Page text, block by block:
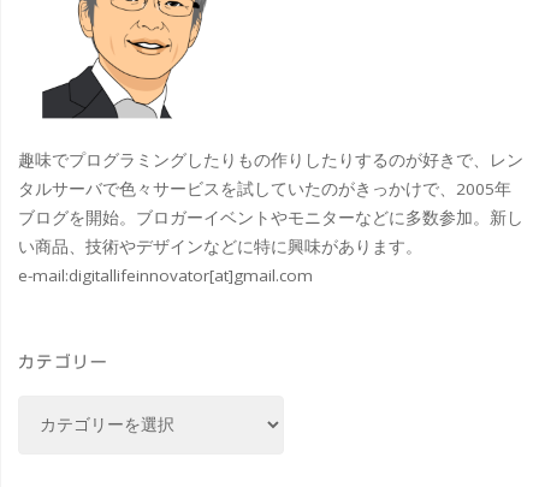
版
「ら
ま
１
／
ペ
趣味でプログラミングしたりもの作りしたりするのが好きで、レン
タルサーバで色々サービスを試していたのがきっかけで、2005年
ブログを開始。ブロガーイベントやモニターなどに多数参加。新し
い商品、技術やデザインなどに特に興味があります。
e-mail:digitallifeinnovator[at]gmail.com
カテゴリー